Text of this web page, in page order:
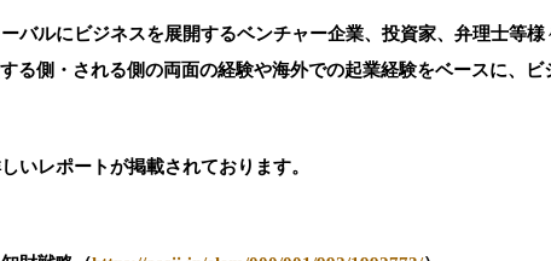
バルにビジネスを展開するベンチャー企業、投資家、弁理士等様
る側・される側の両面の経験や海外での起業経験をベースに、
いレポートが掲載されております。